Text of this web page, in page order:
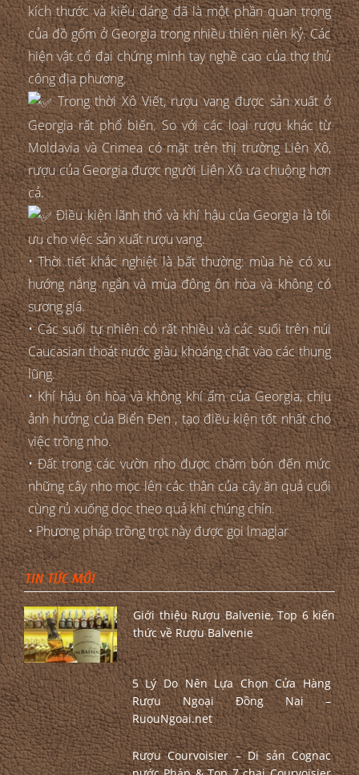
kích thước và kiểu dáng đã là một phần quan trọng
của đồ gốm ở Georgia trong nhiều thiên niên kỷ. Các
hiện vật cổ đại chứng minh tay nghề cao của thợ thủ
công địa phương.
Trong thời Xô Viết, rượu vang được sản xuất ở
Georgia rất phổ biến. So với các loại rượu khác từ
Moldavia và Crimea có mặt trên thị trường Liên Xô,
rượu của Georgia được người Liên Xô ưa chuộng hơn
cả.
Điều kiện lãnh thổ và khí hậu của Georgia là tối
ưu cho việc sản xuất rượu vang.
• Thời tiết khắc nghiệt là bất thường: mùa hè có xu
hướng nắng ngắn và mùa đông ôn hòa và không có
sương giá.
• Các suối tự nhiên có rất nhiều và các suối trên núi
Caucasian thoát nước giàu khoáng chất vào các thung
lũng.
• Khí hậu ôn hòa và không khí ẩm của Georgia, chịu
ảnh hưởng của Biển Đen , tạo điều kiện tốt nhất cho
việc trồng nho.
• Đất trong các vườn nho được chăm bón đến mức
những cây nho mọc lên các thân của cây ăn quả cuối
cùng rủ xuống dọc theo quả khi chúng chín.
• Phương pháp trồng trọt này được gọi lmaglar
TIN TỨC MỚI
Giới thiệu Rượu Balvenie, Top 6 kiến
thức về Rượu Balvenie
5 Lý Do Nên Lựa Chọn Cửa Hàng
Rượu Ngoại Đồng Nai –
RuouNgoai.net
Rượu Courvoisier – Di sản Cognac